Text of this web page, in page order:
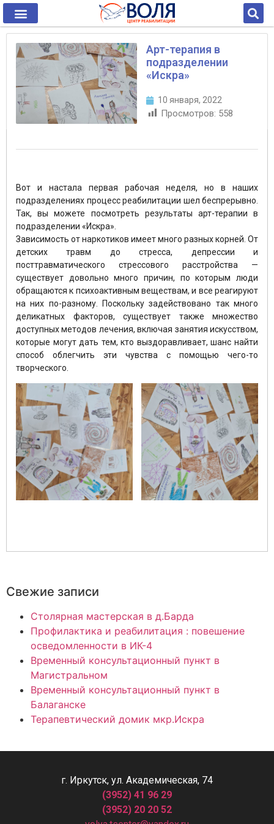
Арт-терапия в
подразделении
«Искра»
10 января, 2022
Просмотров: 558
Вот и настала первая рабочая неделя, но в наших
подразделениях процесс реабилитации шел беспрерывно.
Так, вы можете посмотреть результаты арт-терапии в
подразделении «Искра».
Зависимость от наркотиков имеет много разных корней. От
детских травм до стресса, депрессии и
посттравматического стрессового расстройства —
существует довольно много причин, по которым люди
обращаются к психоактивным веществам, и все реагируют
на них по-разному. Поскольку задействовано так много
деликатных факторов, существует также множество
доступных методов лечения, включая занятия искусством,
которые могут дать тем, кто выздоравливает, шанс найти
способ облегчить эти чувства с помощью чего-то
творческого.
Свежие записи
Столярная мастерская в д.Барда
Профилактика и реабилитация : повешение
осведомленности в ИК-4
Временный консультационный пункт в
Магистральном
Временный консультационный пункт в
Балаганске
Терапевтический домик мкр.Искра
г. Иркутск, ул. Академическая, 74
(3952) 41 96 29
(3952) 20 20 52